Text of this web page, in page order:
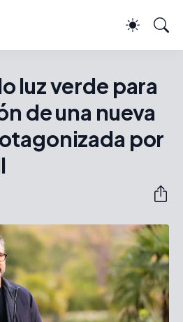
luz verde para
de una nueva
por